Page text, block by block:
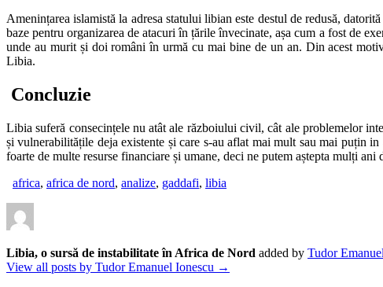
Amenințarea islamistă la adresa statului libian este destul de redusă,
baze pentru organizarea de atacuri în țările învecinate, așa cum a fost de
unde au murit și doi români în urmă cu mai bine de un an. Din acest
Libia.
Concluzie
Libia suferă consecințele nu atât ale războiului civil, cât ale problemelor
și vulnerabilitățile deja existente și care s-au aflat mai mult sau mai puțin
foarte de multe resurse financiare și umane, deci ne putem aștepta mulți
africa, africa de nord, analize, gaddafi, libia
Libia, o sursă de instabilitate în Africa de Nord added by Tudor
View all posts by Tudor Emanuel Ionescu →